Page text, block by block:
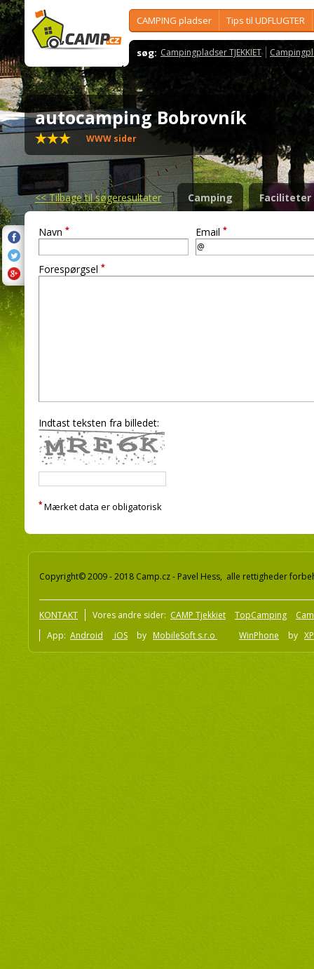
CAMPING pladser Tips til UDFLUGTER
søg: Campingpladser TJEKKIET
autocamping Bobrovník
WWW sider
<<Tilbage til søgeresultater Camping Faciliteter
Navn * Email *
Forespørgsel *
Indtast teksten fra billedet:
* Mærket data er obligatorisk
Copyright© 2009 - 2018 Camp.cz - Pavel Hess, alle rettigheder
KONTAKT Vores andre sider: CAMP Tjekkiet TopCamping
App: Android iOS by MobileSoft s.r.o WinPhone by